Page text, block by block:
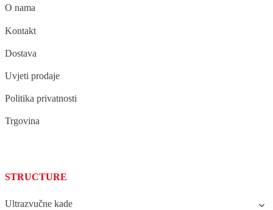
O nama
Kontakt
Dostava
Uvjeti prodaje
Politika privatnosti
Trgovina
STRUCTURE
Ultrazvučne kade